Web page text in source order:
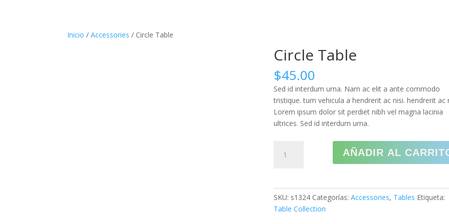
Inicio /Accessories / Circle Table
Circle Table
$45.00
Sed id interdum urna. Nam ac elit a ante commodo
tristique. tum vehicula a hendrerit ac nisi. hendrerit ac
Lorem ipsum dolor sit perdiet nibh vel magna lacinia
ultrices. Sed id interdum urna.
Table
AÑADIR AL
SKU: s1324 Categorías:Accessories, Tables Etiqueta:
Table Collection